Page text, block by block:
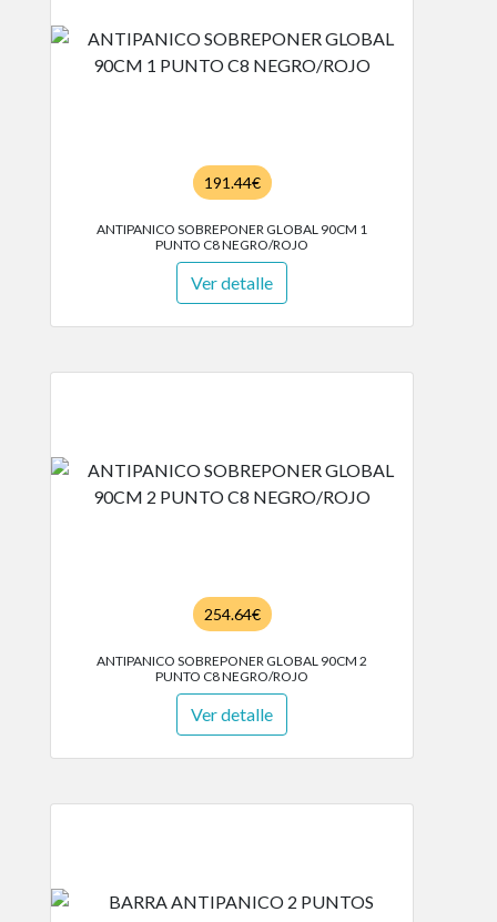
191.44€
ANTIPANICO SOBREPONER GLOBAL 90CM 1
PUNTO C8 NEGRO/ROJO
Ver detalle
254.64€
ANTIPANICO SOBREPONER GLOBAL 90CM 2
PUNTO C8 NEGRO/ROJO
Ver detalle